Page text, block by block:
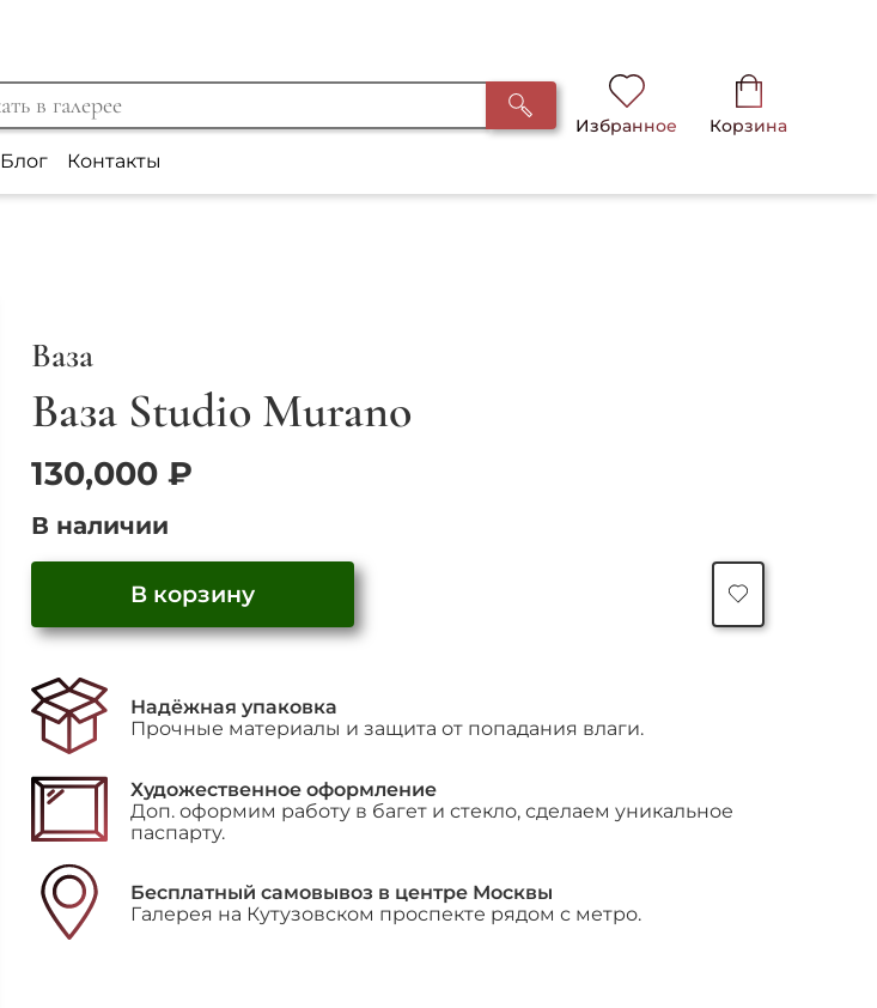
Избранное Корзина
Блог Контакты
Ваза
Ваза Studio Murano
130,000 ₽
В наличии
В корзину
Надёжная упаковка
Прочные материалы и защита от попадания влаги.
Художественное оформление
Доп. оформим работу в багет и стекло, сделаем уникальное
паспарту.
Бесплатный самовывоз в центре Москвы
Галерея на Кутузовском проспекте рядом с метро.